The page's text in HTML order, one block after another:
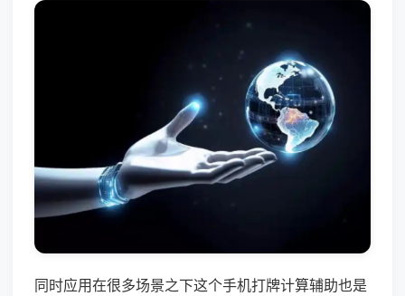
同时应用在很多场景之下这个手机打牌计算辅助也是